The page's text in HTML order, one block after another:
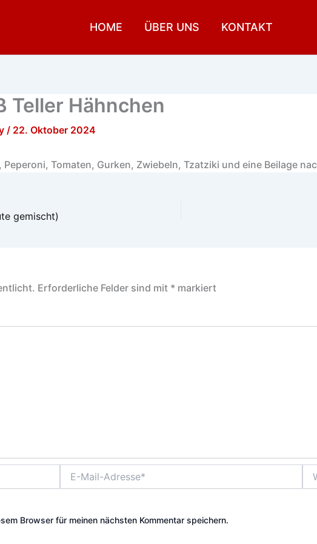
HOME ÜBER UNS KONTAKT
Teller Hähnchen
/ 22. Oktober 2024
Tomaten, Gurken, Zwiebeln, Tzatziki und eine Beilage
gemischt)
Erforderliche Felder sind mit * markiert
Mail-
Browser für meinen nächsten Kommentar speichern.